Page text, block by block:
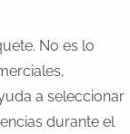
No es lo
a seleccionar
durante el